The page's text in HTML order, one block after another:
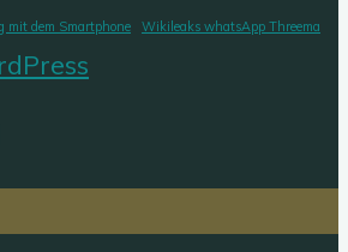
mit dem Smartphone Wikileaks whatsApp Threema